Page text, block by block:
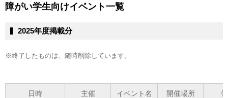
障がい学生向けイベント一覧
2025年度掲載分
※終了したものは、随時削除しています。
日時 主催 イベント名 開催場所